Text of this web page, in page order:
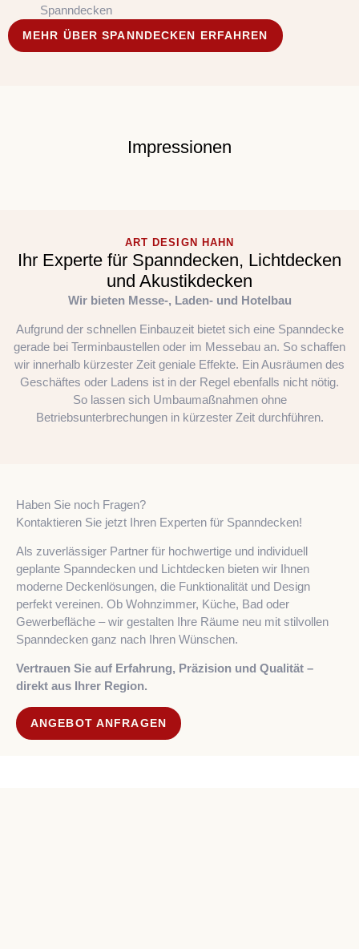
Spanndecken
MEHR ÜBER SPANNDECKEN ERFAHREN
Impressionen
ART DESIGN HAHN
Ihr Experte für Spanndecken, Lichtdecken
und Akustikdecken
Wir bieten Messe-, Laden- und Hotelbau
Aufgrund der schnellen Einbauzeit bietet sich eine Spanndecke
gerade bei Terminbaustellen oder im Messebau an. So schaffen
wir innerhalb kürzester Zeit geniale Effekte. Ein Ausräumen des
Geschäftes oder Ladens ist in der Regel ebenfalls nicht nötig.
So lassen sich Umbaumaßnahmen ohne
Betriebsunterbrechungen in kürzester Zeit durchführen.
Haben Sie noch Fragen?
Kontaktieren Sie jetzt Ihren Experten für Spanndecken!
Als zuverlässiger Partner für hochwertige und individuell
geplante Spanndecken und Lichtdecken bieten wir Ihnen
moderne Deckenlösungen, die Funktionalität und Design
perfekt vereinen. Ob Wohnzimmer, Küche, Bad oder
Gewerbefläche – wir gestalten Ihre Räume neu mit stilvollen
Spanndecken ganz nach Ihren Wünschen.
Vertrauen Sie auf Erfahrung, Präzision und Qualität –
direkt aus Ihrer Region.
ANGEBOT ANFRAGEN